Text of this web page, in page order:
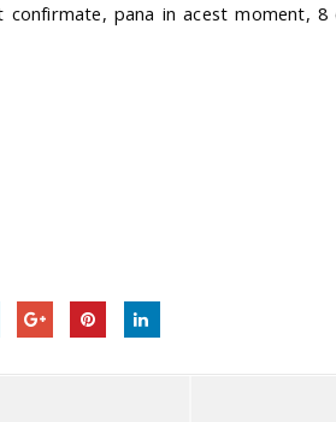
pana in acest moment,